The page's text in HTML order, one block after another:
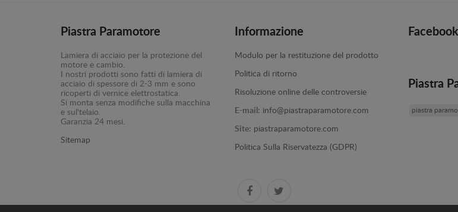
Piastra Paramotore
Lamiera di acciaio per la protezione del
motore e cambio.
I nostri prodotti sono fatti di lamiera di
acciaio di spessore di 2-3 mm e sono
ricoperti di vernice elettrostatica.
Si monta senza modifiche sulla macchina
e sul'telaio.
Garanzia 24 mesi.
Sitemap
Informazione
Modulo per la restituzione del prodotto
Politica di ritorno
Risoluzione online delle controversie
E-mail: info@piastraparamotore.com
Site: piastraparamotore.com
Politica Sulla Riservatezza (GDPR)
Facebook
Piastra
piastra